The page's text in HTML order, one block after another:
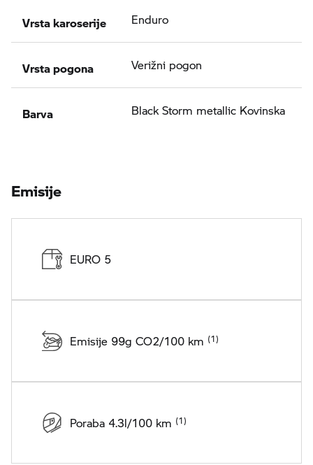
Vrsta karoserije Enduro
Vrsta pogona Verižni pogon
Barva Black Storm metallic Kovinska
Emisije
EURO 5
Emisije 99g CO2/100 km
Poraba 4.3l/100 km